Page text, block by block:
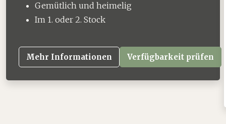
Gemütlich und heimelig
Im 1. oder 2. Stock
Mehr Informationen Verfügbarkeit prüfen